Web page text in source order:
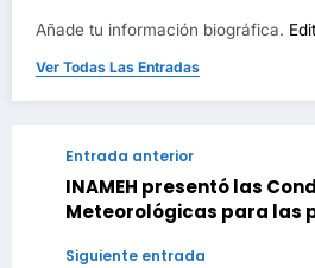
Añade tu información biográfica.
Ver Todas Las Entradas
Entrada anterior
INAMEH presentó las
Meteorológicas para las
Siguiente entrada